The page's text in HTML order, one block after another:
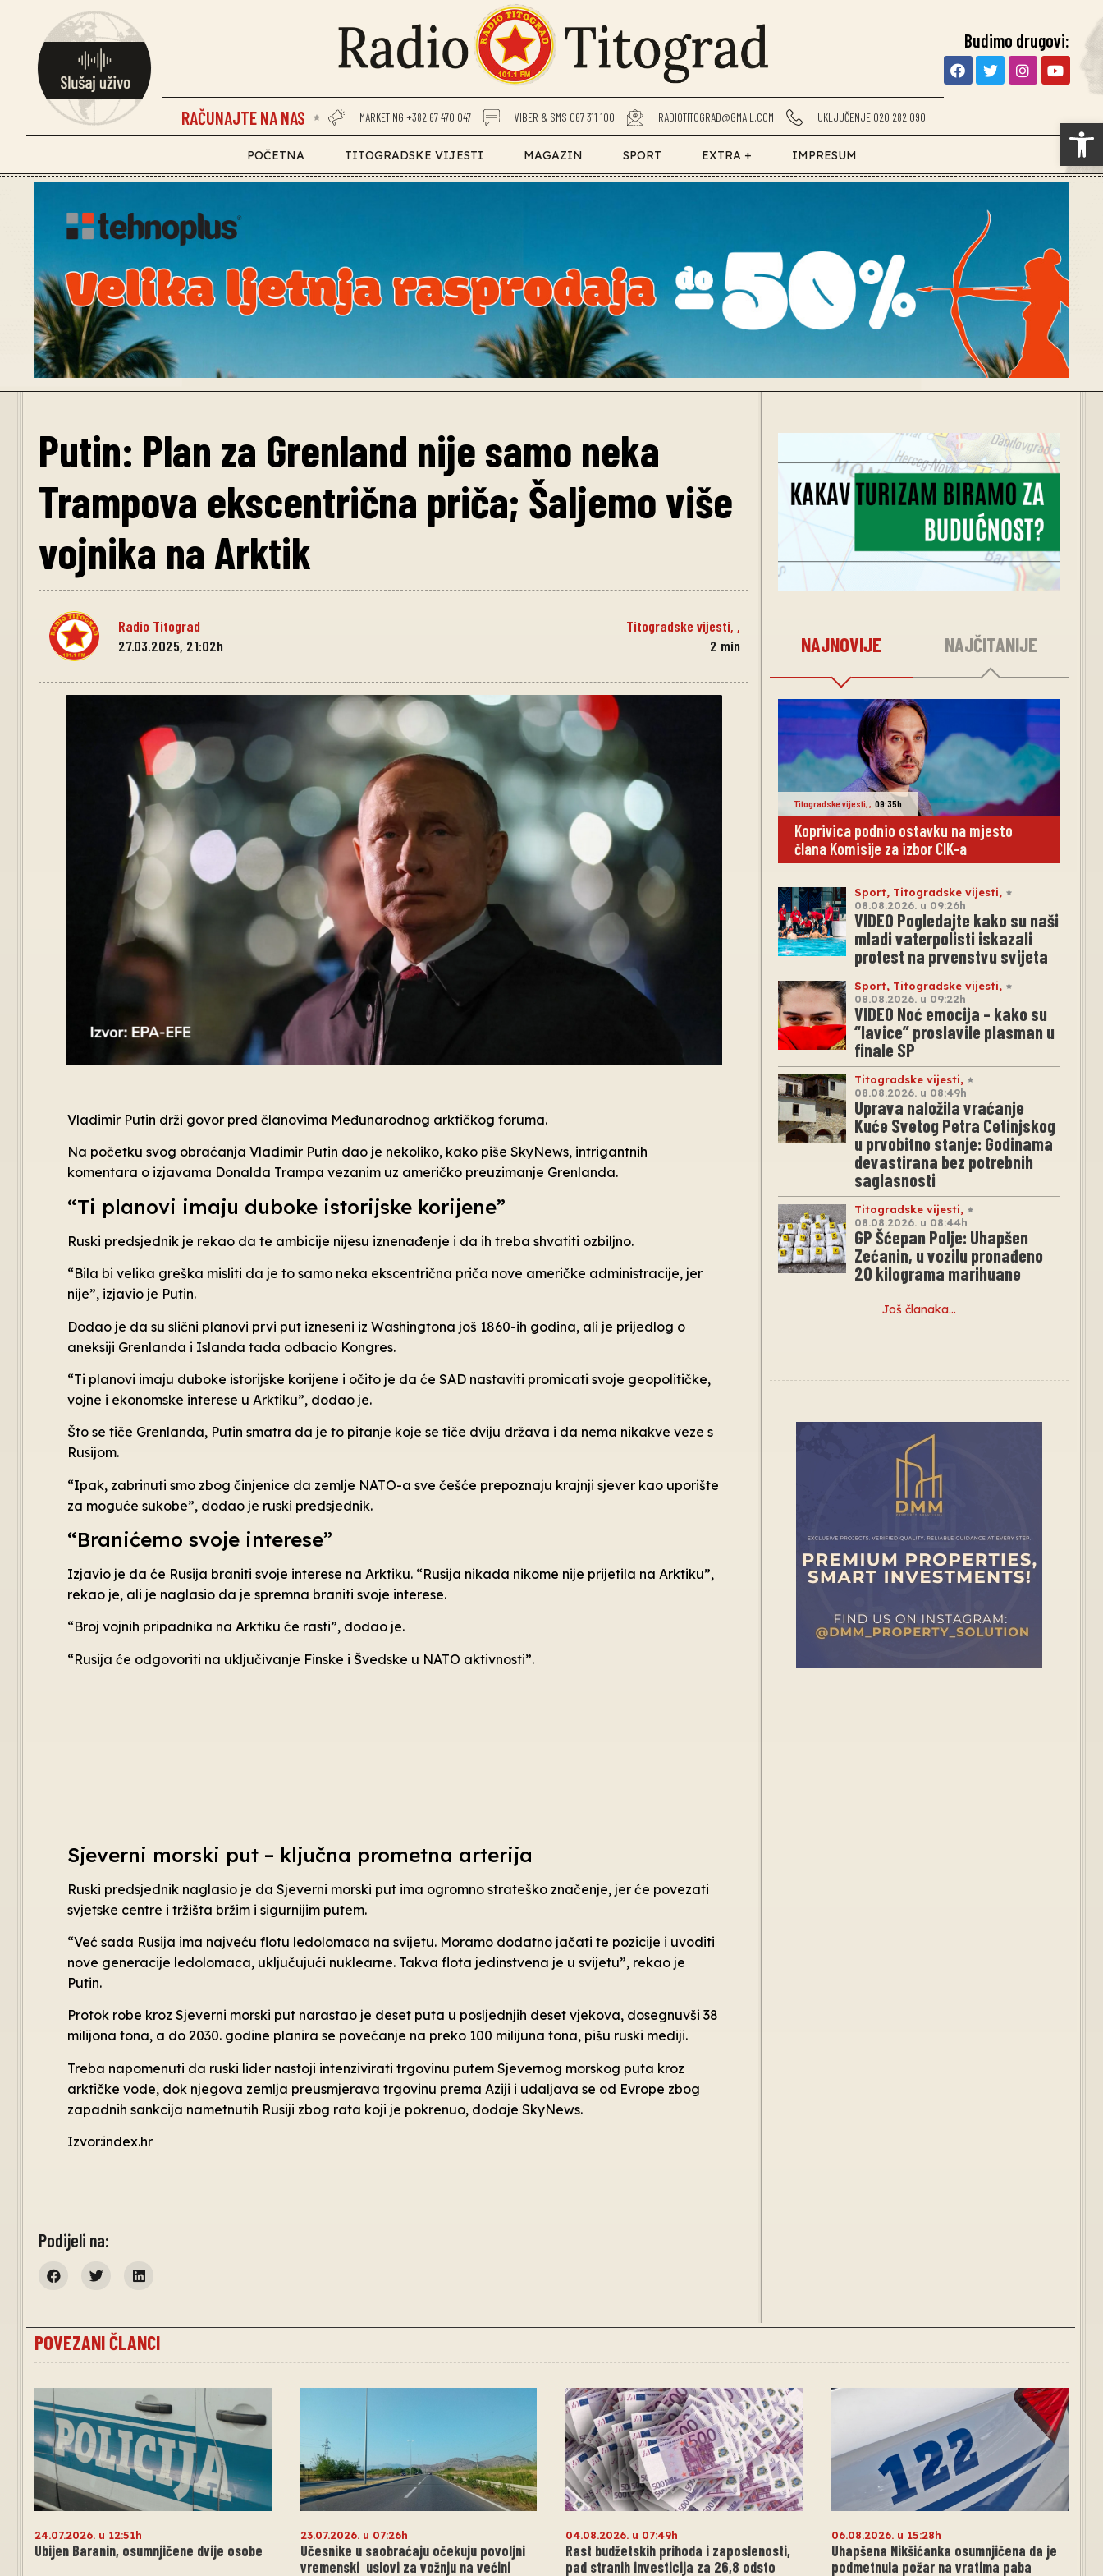
RAČUNAJTE NA NAS MARKETING +382 67 470 047 VIBER & SMS 067 311 100 RADIOTITOGRAD@GMAIL.COM UKLJUČENJE 020 282 090
Budimo drugovi:
POČETNA TITOGRADSKE VIJESTI MAGAZIN SPORT EXTRA + IMPRESUM
Putin: Plan za Grenland nije samo neka
Trampova ekscentrična priča; Šaljemo više
vojnika na Arktik
Radio Titograd Titogradske vijesti, ,
27.03.2025, 21:02h
2 min
Vladimir Putin drži govor pred članovima Međunarodnog arktičkog foruma.
Na početku svog obraćanja Vladimir Putin dao je nekoliko, kako piše SkyNews, intrigantnih
komentara o izjavama Donalda Trampa vezanim uz američko preuzimanje Grenlanda.
“Ti planovi imaju duboke istorijske korijene”
Ruski predsjednik je rekao da te ambicije nijesu iznenađenje i da ih treba shvatiti ozbiljno.
“Bila bi velika greška misliti da je to samo neka ekscentrična priča nove američke administracije, jer
nije”, izjavio je Putin.
Dodao je da su slični planovi prvi put izneseni iz Washingtona još 1860-ih godina, ali je prijedlog o
aneksiji Grenlanda i Islanda tada odbacio Kongres.
“Ti planovi imaju duboke istorijske korijene i očito je da će SAD nastaviti promicati svoje geopolitičke,
vojne i ekonomske interese u Arktiku”, dodao je.
Što se tiče Grenlanda, Putin smatra da je to pitanje koje se tiče dviju država i da nema nikakve veze s
Rusijom.
“Ipak, zabrinuti smo zbog činjenice da zemlje NATO-a sve češće prepoznaju krajnji sjever kao uporište
za moguće sukobe”, dodao je ruski predsjednik.
“Branićemo svoje interese”
Izjavio je da će Rusija braniti svoje interese na Arktiku. “Rusija nikada nikome nije prijetila na Arktiku”,
rekao je, ali je naglasio da je spremna braniti svoje interese.
“Broj vojnih pripadnika na Arktiku će rasti”, dodao je.
“Rusija će odgovoriti na uključivanje Finske i Švedske u NATO aktivnosti”.
Sjeverni morski put – ključna prometna arterija
Ruski predsjednik naglasio je da Sjeverni morski put ima ogromno strateško značenje, jer će povezati
svjetske centre i tržišta bržim i sigurnijim putem.
“Već sada Rusija ima najveću flotu ledolomaca na svijetu. Moramo dodatno jačati te pozicije i uvoditi
nove generacije ledolomaca, uključujući nuklearne. Takva flota jedinstvena je u svijetu”, rekao je
Putin.
Protok robe kroz Sjeverni morski put narastao je deset puta u posljednjih deset vjekova, dosegnuvši 38
milijona tona, a do 2030. godine planira se povećanje na preko 100 milijuna tona, pišu ruski mediji.
Treba napomenuti da ruski lider nastoji intenzivirati trgovinu putem Sjevernog morskog puta kroz
arktičke vode, dok njegova zemlja preusmjerava trgovinu prema Aziji i udaljava se od Evrope zbog
zapadnih sankcija nametnutih Rusiji zbog rata koji je pokrenuo, dodaje SkyNews.
Izvor:index.hr
Podijeli na:
NAJNOVIJE NAJČITANIJE
Titogradske vijesti,, 09:35h
Koprivica podnio ostavku na mjesto
člana Komisije za izbor CIK-a
Sport, Titogradske vijesti,
08.08.2026. u 09:26h
VIDEO Pogledajte kako su naši
mladi vaterpolisti iskazali
protest na prvenstvu svijeta
Sport, Titogradske vijesti,
08.08.2026. u 09:22h
VIDEO Noć emocija – kako su
“lavice” proslavile plasman u
finale SP
Titogradske vijesti,
08.08.2026. u 08:49h
Uprava naložila vraćanje
Kuće Svetog Petra Cetinjskog
u prvobitno stanje: Godinama
devastirana bez potrebnih
saglasnosti
Titogradske vijesti,
08.08.2026. u 08:44h
GP Šćepan Polje: Uhapšen
Zećanin, u vozilu pronađeno
20 kilograma marihuane
Još članaka…
POVEZANI ČLANCI
24.07.2026. u 12:51h
Ubijen Baranin, osumnjičene dvije osobe
23.07.2026. u 07:26h
Učesnike u saobraćaju očekuju povoljni
vremenski uslovi za vožnju na većini
04.08.2026. u 07:49h
Rast budžetskih prihoda i zaposlenosti,
pad stranih investicija za 26,8 odsto
06.08.2026. u 15:28h
Uhapšena Nikšićanka osumnjičena da je
podmetnula požar na vratima paba